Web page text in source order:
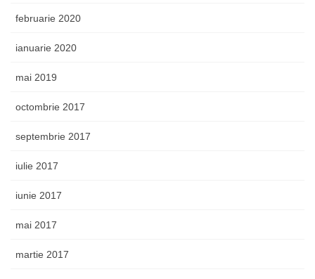
februarie 2020
ianuarie 2020
mai 2019
octombrie 2017
septembrie 2017
iulie 2017
iunie 2017
mai 2017
martie 2017